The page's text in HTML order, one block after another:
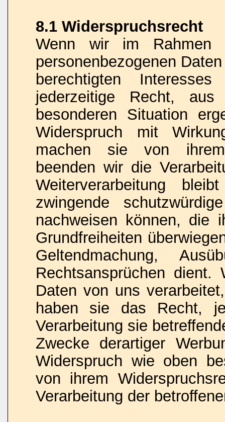
8.1 Widerspruchsrecht
Wenn wir im Rahmen
personenbezogenen
berechtigten
jederzeitige Recht,
besonderen Situation
Widerspruch mit
machen sie von ihrem
beenden wir die
Weiterverarbeitung
zwingende
nachweisen können, die
Grundfreiheiten
Geltendmachung,
Rechtsansprüchen dient.
Daten von uns
haben sie das Recht,
Verarbeitung sie
Zwecke derartiger
Widerspruch wie oben
von ihrem
Verarbeitung der